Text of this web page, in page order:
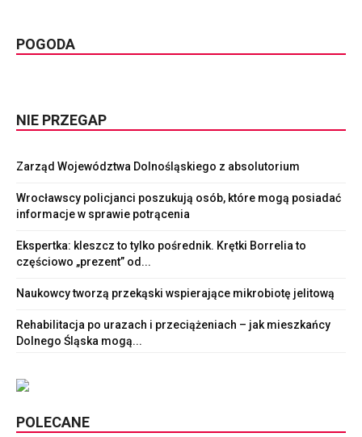
POGODA
NIE PRZEGAP
Zarząd Województwa Dolnośląskiego z absolutorium
Wrocławscy policjanci poszukują osób, które mogą posiadać
informacje w sprawie potrącenia
Ekspertka: kleszcz to tylko pośrednik. Krętki Borrelia to
częściowo „prezent” od...
Naukowcy tworzą przekąski wspierające mikrobiotę jelitową
Rehabilitacja po urazach i przeciążeniach – jak mieszkańcy
Dolnego Śląska mogą...
POLECANE